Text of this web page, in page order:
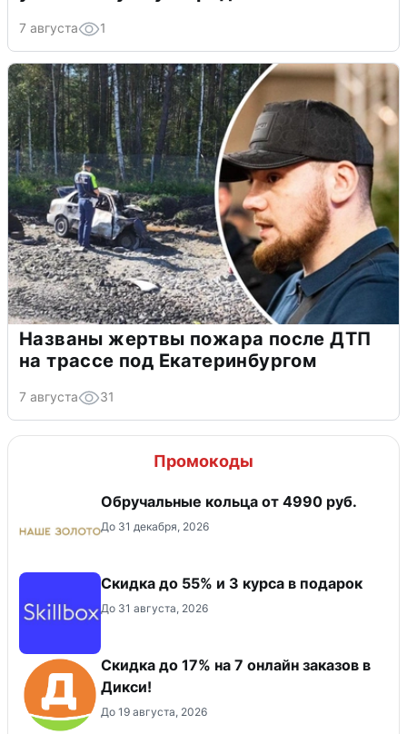
7 августа 1
Названы жертвы пожара после ДТП
на трассе под Екатеринбургом
7 августа 31
Промокоды
Обручальные кольца от 4990 руб.
До 31 декабря, 2026
Скидка до 55% и 3 курса в подарок
До 31 августа, 2026
Скидка до 17% на 7 онлайн заказов в
Дикси!
До 19 августа, 2026